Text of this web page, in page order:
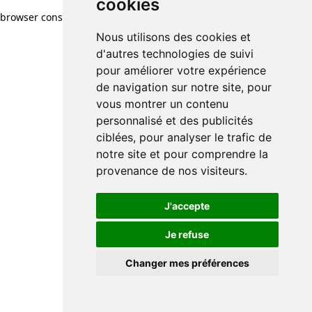
cookies
Nous utilisons des cookies et
d'autres technologies de suivi
pour améliorer votre expérience
de navigation sur notre site, pour
vous montrer un contenu
personnalisé et des publicités
ciblées, pour analyser le trafic de
notre site et pour comprendre la
provenance de nos visiteurs.
J'accepte
Je refuse
Changer mes préférences
browser console for more information)